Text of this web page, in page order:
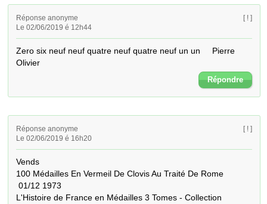
Réponse anonyme
Le 02/06/2019 é 12h44
[ ! ]
Zero six neuf neuf quatre neuf quatre neuf un un     Pierre
Olivier
Répondre
Réponse anonyme
Le 02/06/2019 é 16h20
[ ! ]
Vends
100 Médailles En Vermeil De Clovis Au Traité De Rome
01/12 1973
L'Histoire de France en Médailles 3 Tomes - Collection